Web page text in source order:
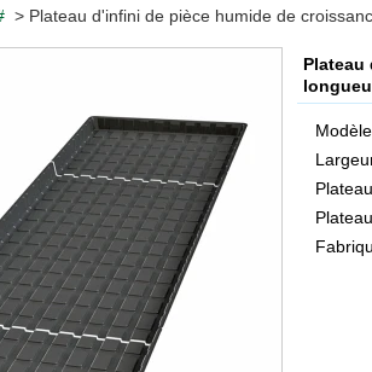
> Plateau d'infini de pièce humide de